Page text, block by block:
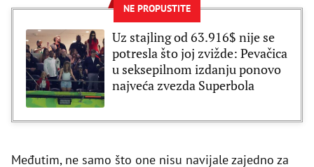
NE PROPUSTITE
Uz stajling od 63.916$ nije se
potresla što joj zvižde: Pevačica
u seksepilnom izdanju ponovo
najveća zvezda Superbola
Međutim, ne samo što one nisu navijale zajedno za